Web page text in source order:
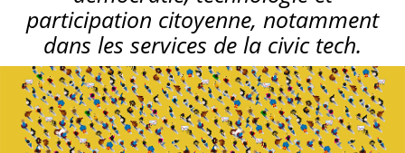
participation citoyenne, notamment
dans les services de la civic tech.